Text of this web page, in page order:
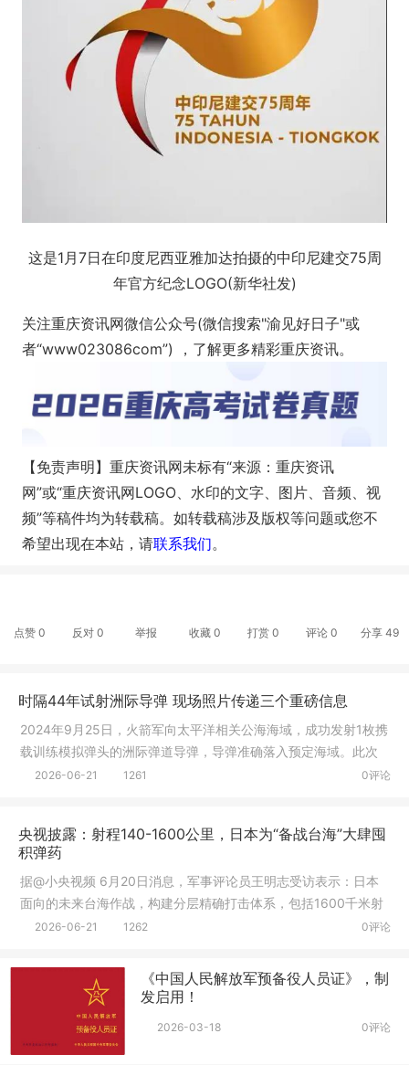
这是1月7日在印度尼西亚雅加达拍摄的中印尼建交75周
年官方纪念LOGO(新华社发)
关注重庆资讯网微信公众号(微信搜索"渝见好日子"或
者“www023086com”) ，了解更多精彩重庆资讯。
【免责声明】重庆资讯网未标有“来源：重庆资讯
网”或“重庆资讯网LOGO、水印的文字、图片、音频、视
频”等稿件均为转载稿。如转载稿涉及版权等问题或您不
希望出现在本站，请联系我们。
点赞 0 反对 0 举报 收藏 0 打赏 0 评论 0 分享 49
时隔44年试射洲际导弹 现场照片传递三个重磅信息
2024年9月25日，火箭军向太平洋相关公海海域，成功发射1枚携
载训练模拟弹头的洲际弹道导弹，导弹准确落入预定海域。此次
任务，是
0评论
2026-06-21 1261
央视披露：射程140-1600公里，日本为“备战台海”大肆囤
积弹药
据@小央视频 6月20日消息，军事评论员王明志受访表示：日本
面向的未来台海作战，构建分层精确打击体系，包括1600千米射
程的“战
0评论
2026-06-21 1262
《中国人民解放军预备役人员证》，制
发启用！
0评论
2026-03-18